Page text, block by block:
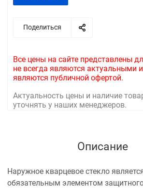
Поделиться
Все цены на сайте представлены
не всегда являются актуальными
являются публичной офертой.
Актуальность цены и наличие
уточнять у наших менеджеров.
Описание
Наружное кварцевое стекло
обязательным элементом